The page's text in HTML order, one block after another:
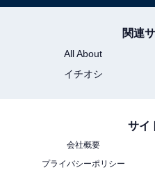
は要所にプチリベンジをぶ
じながら物語を追える」「
スフリーの要素になってい
い続けていそうな女の人そ
けど強気ばかりじゃないと
関連
All About
イチオシ
サイ
会社概要
プライバシーポリシー